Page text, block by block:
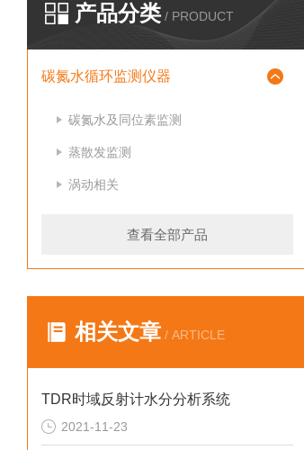
产品分类 / PRODUCT
碳氮水循环监测仪器
碳氮水及同位素监测
蒸散发监测
涡动相关
查看全部产品
相关文章 / ARTICLE
TDR时域反射计水分分析系统
2021-11-23